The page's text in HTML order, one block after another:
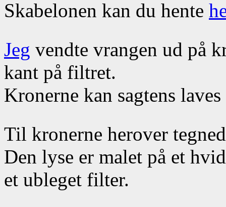
Skabelonen kan du hente
Jeg vendte vrangen ud på
kant på filtret.
Kronerne kan sagtens
Til kronerne herover
Den lyse er malet på et
et ubleget filter.